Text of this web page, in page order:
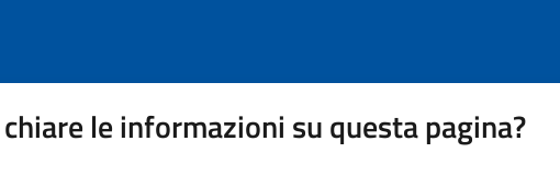
le informazioni su questa pagina?